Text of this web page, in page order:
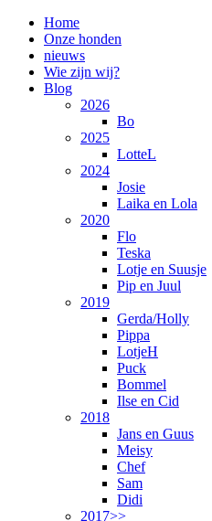
Home
Onze honden
nieuws
Wie zijn wij?
Blog
2026
Bo
2025
LotteL
2024
Josie
Laika en Lola
2020
Flo
Teska
Lotje en Suusje
Pip en Juul
2019
Gerda/Holly
Pippa
LotjeH
Puck
Bommel
Ilse en Cid
2018
Jans en Guus
Meisy
Chef
Sam
Didi
2017>>